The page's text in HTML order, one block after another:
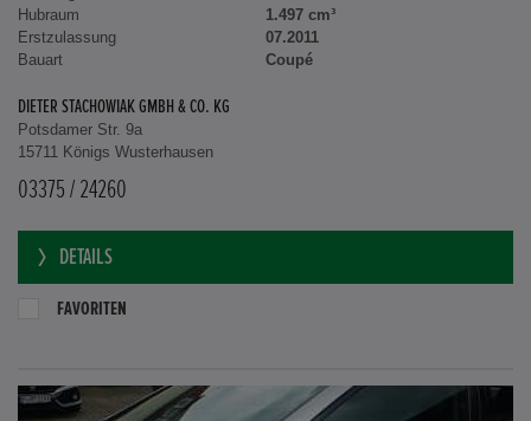
Hubraum
1.497 cm³
Erstzulassung
07.2011
Bauart
Coupé
DIETER STACHOWIAK GMBH & CO. KG
Potsdamer Str. 9a
15711 Königs Wusterhausen
03375 / 24260
DETAILS
FAVORITEN